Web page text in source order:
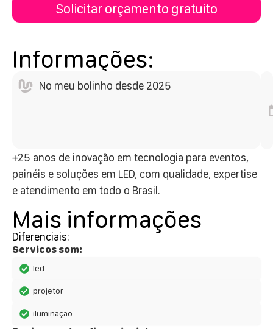
Solicitar orçamento gratuito
Informações:
No meu bolinho desde 2025
+25 anos de inovação em tecnologia para eventos,
painéis e soluções em LED, com qualidade, expertise
e atendimento em todo o Brasil.
Mais informações
Diferenciais:
Servicos som:
led
projetor
iluminação